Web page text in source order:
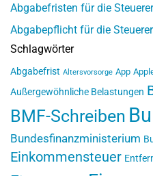
Abgabefristen für die
Abgabepflicht für die
Schlagwörter
Abgabefrist Altersvorsorge App
Außergewöhnliche Belastungen
BMF-Schreiben
Bundesfinanzministerium
Einkommensteuer